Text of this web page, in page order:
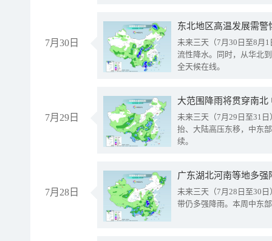
7月30日
东北地区高温发展需
未来三天（7月30日至8月
流性降水。同时，从华北
全天候在线。
7月29日
大范围降雨将贯穿南
未来三天（7月29日至31
抬、大陆高压东移，中东
续。
7月28日
广东湖北河南等地多
未来三天（7月28日至30
带仍多强降雨。本周中东